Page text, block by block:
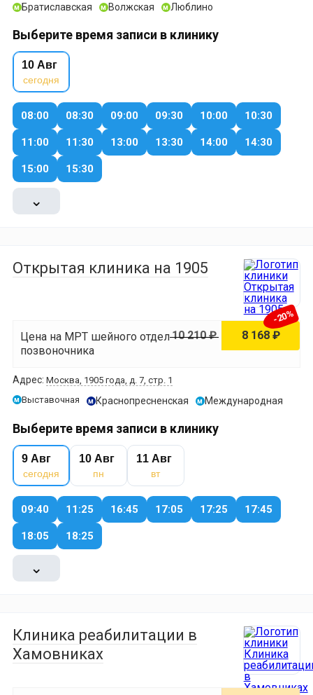
м Братиславская м Волжская м Люблино
Выберите время записи в клинику
10 Авг
сегодня
08:00 08:30 09:00 09:30 10:00 10:30
11:00 11:30 13:00 13:30 14:00 14:30
15:00 15:30
⌄
Открытая клиника на 1905
Цена на МРТ шейного отдела
позвоночника
8 168 ₽
10 210 ₽
-20%
Адрес: Москва, 1905 года, д. 7, стр. 1
м Выставочная м Краснопресненская м Международная
Выберите время записи в клинику
9 Авг
сегодня
10 Авг
пн
11 Авг
вт
09:40 11:25 16:45 17:05 17:25 17:45
18:05 18:25
⌄
Клиника реабилитации в
Хамовниках